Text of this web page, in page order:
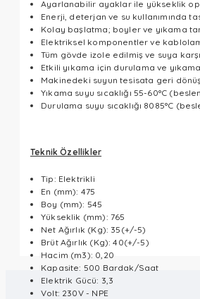
Ayarlanabilir ayaklar ile yükseklik
Enerji, deterjan ve su kullanımında
Kolay başlatma; boyler ve yıkama
Elektriksel komponentler ve
Tüm gövde izole edilmiş ve suya
Etkili yıkama için durulama ve
Makinedeki suyun tesisata geri
Yıkama suyu sıcaklığı 55-60°C
Durulama suyu sıcaklığı 8085°C
Teknik Özellikler
Tip: Elektrikli
En (mm): 475
Boy (mm): 545
Yükseklik (mm): 765
Net Ağırlık (Kg): 35(+/-5)
Brüt Ağırlık (Kg): 40(+/-5)
Hacim (m3): 0,20
Kapasite: 500 Bardak/Saat
Elektrik Gücü: 3,3
Volt: 230V - NPE